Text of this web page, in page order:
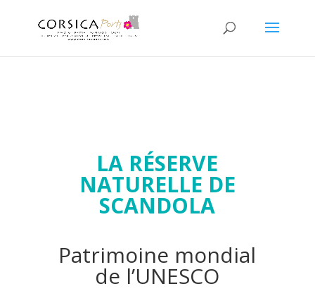
LA RÉSERVE
NATURELLE DE
SCANDOLA
Patrimoine mondial
de l’UNESCO